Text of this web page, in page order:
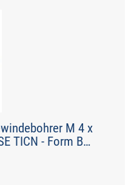
M 4 x
TICN - Form B